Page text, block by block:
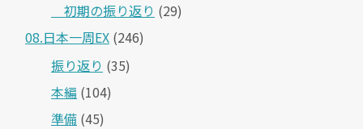
＿初期の振り返り (29)
08.日本一周EX (246)
振り返り (35)
本編 (104)
準備 (45)